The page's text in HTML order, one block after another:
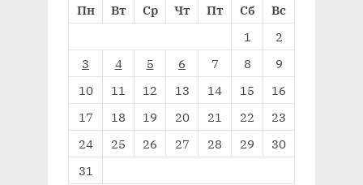
Пн
Вт Ср Чт Пт Сб
Вс
1
2
3
4 5 6 7 8
9
10
11 12 13 14 15
16
17
18 19 20 21 22
23
24
25 26 27 28 29
30
31